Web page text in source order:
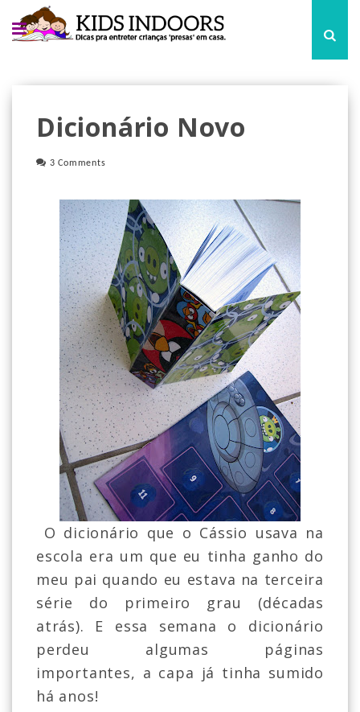
Dicionário Novo
3 Comments
O dicionário que o Cássio usava na
escola era um que eu tinha ganho do
meu pai quando eu estava na terceira
série do primeiro grau (décadas
atrás). E essa semana o dicionário
perdeu algumas páginas
importantes, a capa já tinha sumido
há anos!